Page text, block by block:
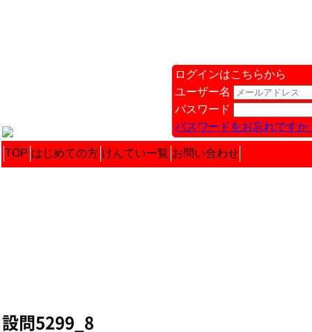
ログインはこちらから
ユーザー名
パスワード
パスワードをお忘れですか
TOP はじめての方 けんてい一覧 お問い合わせ
設問5299_8